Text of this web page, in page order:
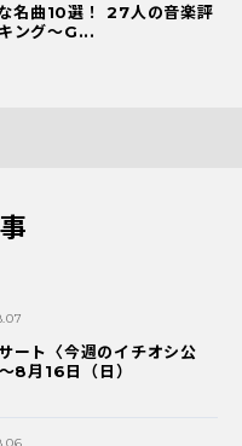
名曲10選！ 27人の音楽評
ング〜G...
ート〈今週のイチオシ公
8月16日（日）